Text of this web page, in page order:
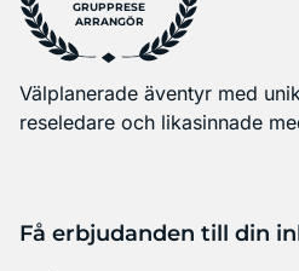
GRUPPRESE
ARRANGÖR
Välplanerade äventyr med
reseledare och likasinnade
Få erbjudanden till din